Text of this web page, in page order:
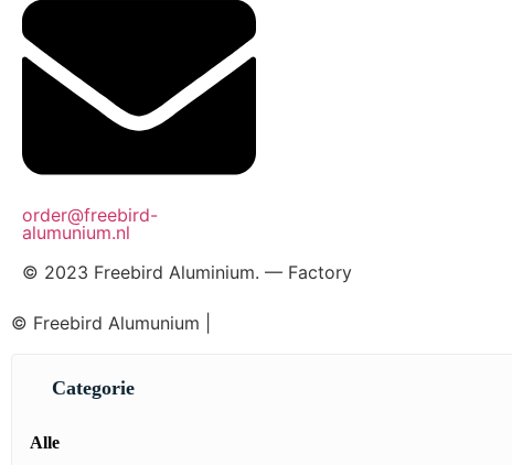
order@freebird-
alumunium.nl
© 2023 Freebird Aluminium. — Factory
© Freebird Alumunium |
Categorie
Alle